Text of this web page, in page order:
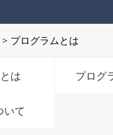
> プログラムとは
は プログ
いて